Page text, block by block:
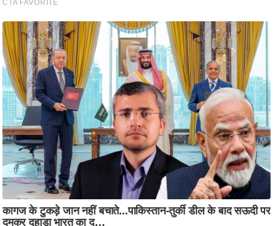
भु
म
हि
मा
/
ध
र्म
स्थ
ल
व्र
त
त्यो
हा
र